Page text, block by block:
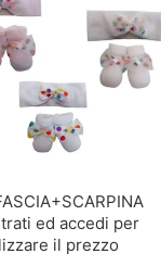
ed accedi per
il prezzo